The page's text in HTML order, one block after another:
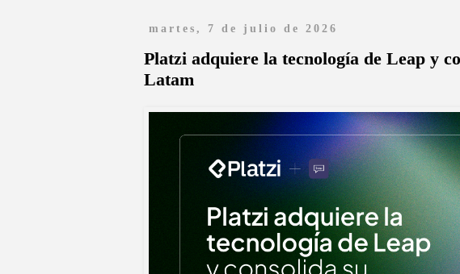
martes, 7 de julio de 2026
Platzi adquiere la tecnología de Leap y
Latam